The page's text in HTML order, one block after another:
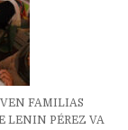
FAMILIAS
LENIN PÉREZ VA